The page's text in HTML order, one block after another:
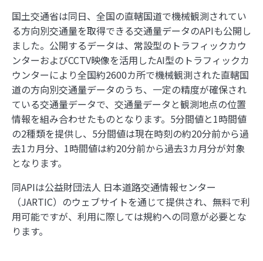
せる「旅行思い出マップ」
4
旅も日常も思い出に！『ルートヒストリー』で自
動でGPSログを記録しよう
5
同じ文字でも全然違う、地名でよく見る「ケ」の
難しさ
6
スターバックス公式アプリのスタンプラリーで都
国土交通省は同日、全国の直轄国道で機械観測されてい
る方向別交通量を取得できる交通量データのAPIも公開し
ました。公開するデータは、常設型のトラフィックカウ
ンターおよびCCTV映像を活用したAI型のトラフィックカ
ウンターにより全国約2600カ所で機械観測された直轄国
道の方向別交通量データのうち、一定の精度が確保され
ている交通量データで、交通量データと観測地点の位置
情報を組み合わせたものとなります。5分間値と1時間値
の2種類を提供し、5分間値は現在時刻の約20分前から過
去1カ月分、1時間値は約20分前から過去3カ月分が対象
となります。
同APIは公益財団法人 日本道路交通情報センター
（JARTIC）のウェブサイトを通じて提供され、無料で利
用可能ですが、利用に際しては規約への同意が必要とな
ります。